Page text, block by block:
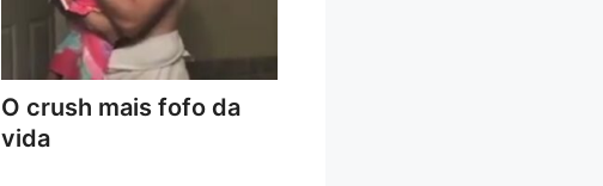
O crush mais fofo da
vida